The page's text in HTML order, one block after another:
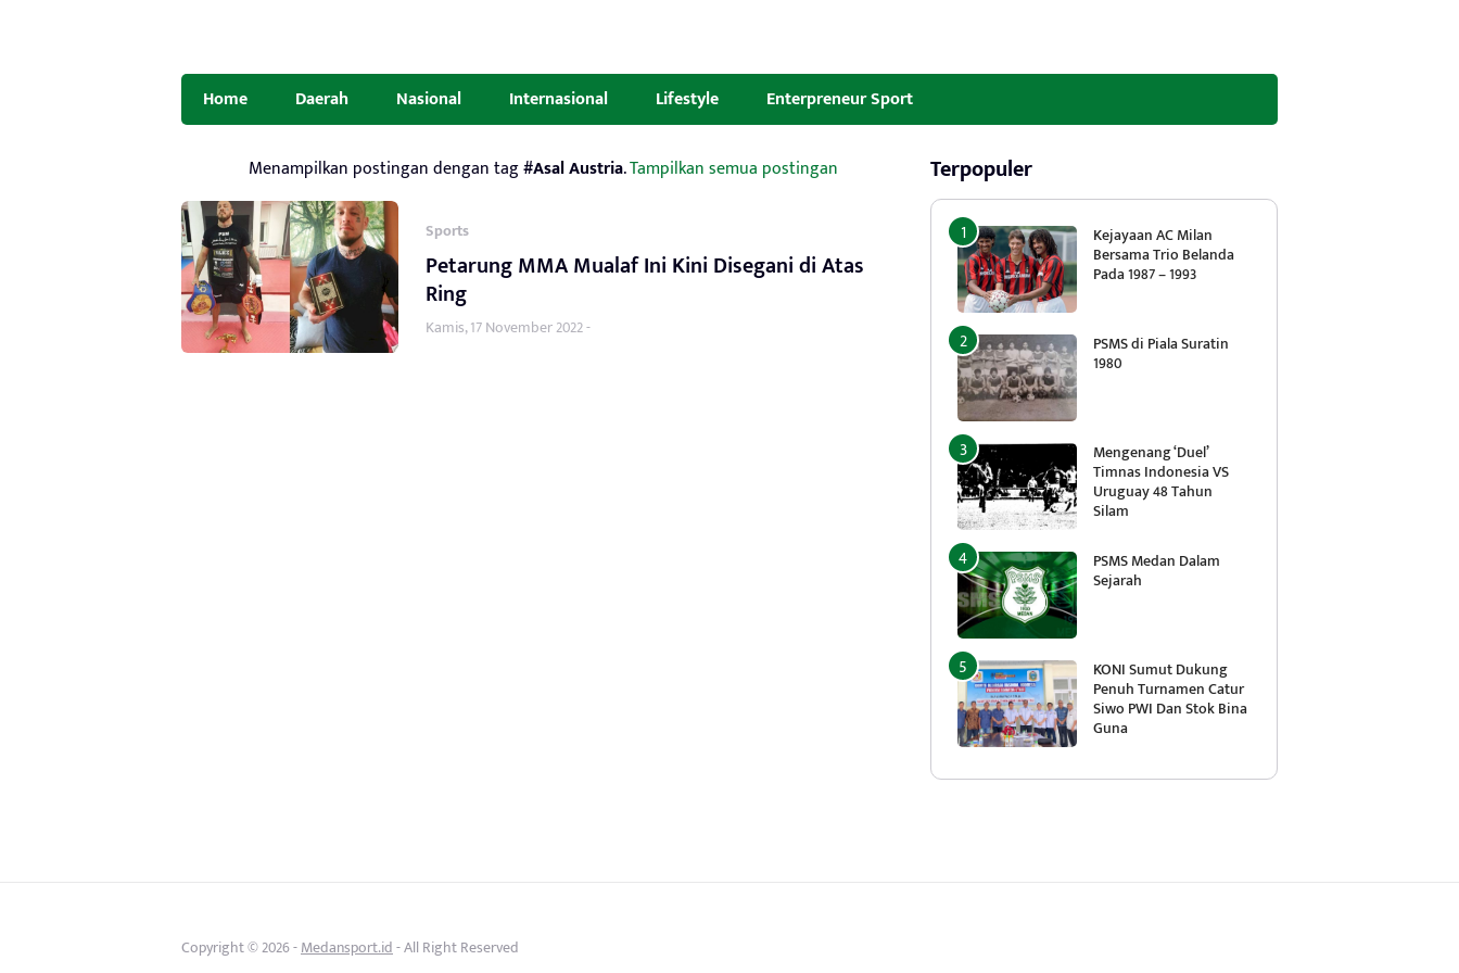
Home Daerah Nasional Internasional Lifestyle Enterpreneur Sport
Menampilkan postingan dengan tag#Asal Austria.Tampilkan semua postingan
Sports
Petarung MMA Mualaf Ini Kini Disegani di Atas
Ring
Kamis, 17 November 2022 -
Terpopuler
Kejayaan AC Milan
Bersama Trio Belanda
Pada 1987 – 1993
PSMS di Piala Suratin
1980
Mengenang ‘Duel’
Timnas Indonesia VS
Uruguay 48 Tahun
Silam
PSMS Medan Dalam
Sejarah
KONI Sumut Dukung
Penuh Turnamen Catur
Siwo PWI Dan Stok Bina
Guna
Copyright © 2026 -Medansport.id- All Right Reserved